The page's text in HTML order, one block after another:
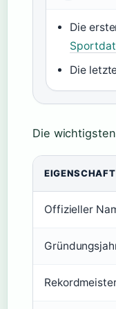
Die
Die
Die
EIGENSCHAFT
Offizieller